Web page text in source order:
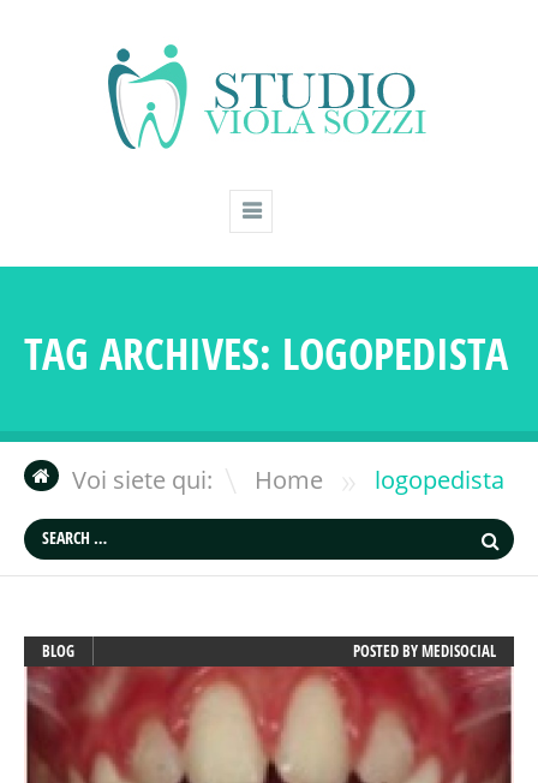
TAG ARCHIVES: LOGOPEDISTA
Voi siete qui: Home » logopedista
BLOG POSTED BYMEDISOCIAL